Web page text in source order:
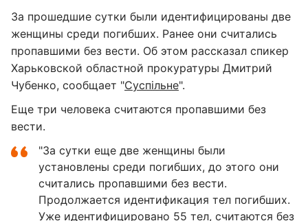
За прошедшие сутки были идентифицированы две
женщины среди погибших. Ранее они считались
пропавшими без вести. Об этом рассказал спикер
Харьковской областной прокуратуры Дмитрий
Чубенко, сообщает "Суспільне".
Еще три человека считаются пропавшими без
вести.
"За сутки еще две женщины были
установлены среди погибших, до этого они
считались пропавшими без вести.
Продолжается идентификация тел погибших.
Уже идентифицировано 55 тел, считаются без